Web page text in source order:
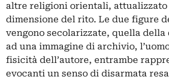
altre religioni orientali, attualizzato
dimensione del rito. Le due figure
vengono secolarizzate, quella
ad una immagine di archivio,
fisicità dell’autore, entrambe
evocanti un senso di disarmata